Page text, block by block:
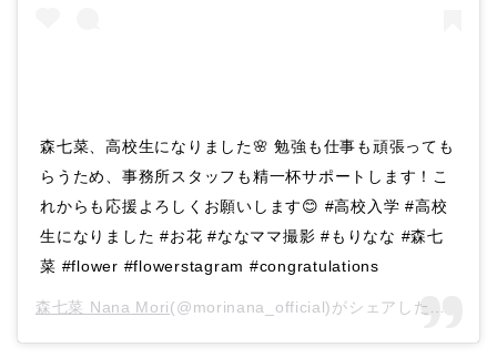
森七菜、高校生になりました🌸 勉強も仕事も頑張っても
らうため、事務所スタッフも精一杯サポートします！こ
れからも応援よろしくお願いします😊 #高校入学 #高校
生になりました #お花 #ななママ撮影 #もりなな #森七
菜 #flower #flowerstagram #congratulations
森七菜 Nana Mori(@morinana_official)がシェアした投稿 –